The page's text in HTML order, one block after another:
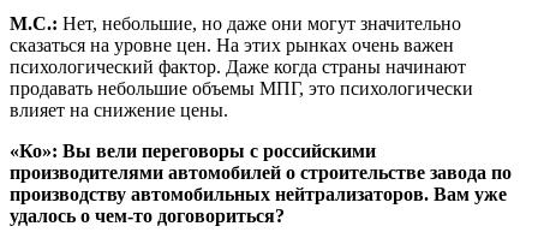
М.С.: Нет, небольшие, но даже они могут значительно
сказаться на уровне цен. На этих рынках очень важен
психологический фактор. Даже когда страны начинают
продавать небольшие объемы МПГ, это психологически
влияет на снижение цены.
«Ко»: Вы вели переговоры с российскими
производителями автомобилей о строительстве завода по
производству автомобильных нейтрализаторов. Вам уже
удалось о чем-то договориться?